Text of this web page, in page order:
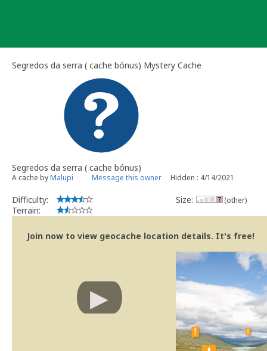
Segredos da serra ( cache bónus) Mystery Cache
Segredos da serra ( cache bónus)
A cache byMalupi Message this owner Hidden : 4/14/2021
Difficulty:
Terrain:
Size: (other)
Join now to view geocache location details. It's free!